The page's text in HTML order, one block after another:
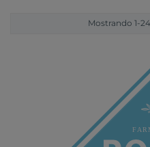
Mostrando 1-